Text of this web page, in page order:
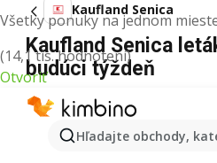
Všetky ponuky na jednom
(14,1 tis. hodnotení)
Otvoriť
Hľadajte obchody,
Kaufland Senica
Kaufland Senica
budúci týždeň